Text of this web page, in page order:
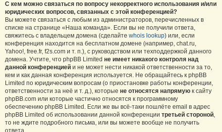
С кем можно связаться по вопросу некорректного использования и/или
юридических вопросов, связанных с этой конференцией?
Вы можете связаться с любым из администраторов, перечисленных в
списке на странице «Наша команда». Если вы не получили ответа,
свяжитесь с владельцем домена (сделайте whois lookup) или, если
конференция находится на бесплатном домене (например, chat.ru,
Yahoo!, free.fr, f2s.com и т. п.), с руководством или техподдержкой данного
домена. Учтите, что phpBB Limited не имеет никакого контроля над
данной конференцией и не может нести никакой ответственности за то,
кем и как данная конференция используется. Не обращайтесь к phpBB
Limited по юридическим вопросам (о приостановке работы конференции,
ответственности за неё и т. д.), которые не относятся напрямую к сайту
phpBB.com или которые частично относятся к программному
обеспечению phpBB Limited. Если же вы всё-таки пошлёте email в адрес
phpBB Limited об использовании данной конференции третьей стороной,
то не ждите подробного письма, или вы можете вообще не получить
ответа.